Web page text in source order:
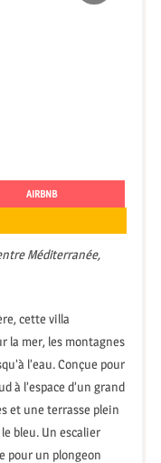
AIRBNB
Méditerranée,
cette villa
la mer, les montagnes
l’eau. Conçue pour
à l’espace d’un grand
et une terrasse plein
bleu. Un escalier
pour un plongeon